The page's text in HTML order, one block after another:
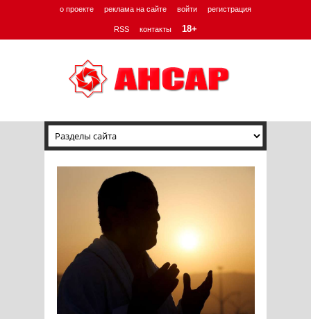
о проекте реклама на сайте войти регистрация
RSS контакты 18+